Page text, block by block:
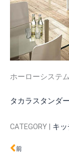
ホーローシステ
タカラスタンダ
CATEGORY | キ
Prev
前